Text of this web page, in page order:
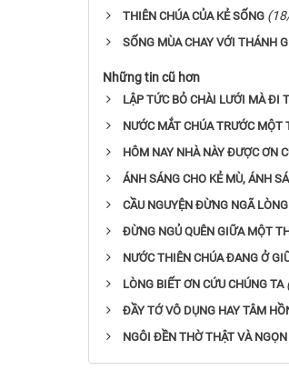
THIÊN CHÚA CỦA KẺ SỐNG
SỐNG MÙA CHAY VỚI THÁNH
Những tin cũ hơn
LẬP TỨC BỎ CHÀI LƯỚI MÀ ĐI
NƯỚC MẮT CHÚA TRƯỚC
HÔM NAY NHÀ NÀY ĐƯỢC ƠN
ÁNH SÁNG CHO KẺ MÙ, ÁNH
CẦU NGUYỆN ĐỪNG NGÃ LÒNG
ĐỪNG NGỦ QUÊN GIỮA MỘT
NƯỚC THIÊN CHÚA ĐANG Ở
LÒNG BIẾT ƠN CỨU CHÚNG TA
ĐẦY TỚ VÔ DỤNG HAY TÂM
NGÔI ĐỀN THỜ THẬT VÀ